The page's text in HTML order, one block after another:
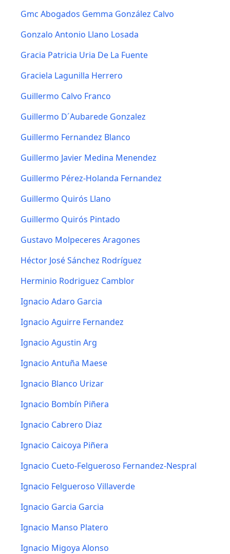
Gmc Abogados Gemma González Calvo
Gonzalo Antonio Llano Losada
Gracia Patricia Uria De La Fuente
Graciela Lagunilla Herrero
Guillermo Calvo Franco
Guillermo D´Aubarede Gonzalez
Guillermo Fernandez Blanco
Guillermo Javier Medina Menendez
Guillermo Pérez-Holanda Fernandez
Guillermo Quirós Llano
Guillermo Quirós Pintado
Gustavo Molpeceres Aragones
Héctor José Sánchez Rodríguez
Herminio Rodriguez Camblor
Ignacio Adaro Garcia
Ignacio Aguirre Fernandez
Ignacio Agustin Arg
Ignacio Antuña Maese
Ignacio Blanco Urizar
Ignacio Bombín Piñera
Ignacio Cabrero Diaz
Ignacio Caicoya Piñera
Ignacio Cueto-Felgueroso Fernandez-Nespral
Ignacio Felgueroso Villaverde
Ignacio Garcia Garcia
Ignacio Manso Platero
Ignacio Migoya Alonso